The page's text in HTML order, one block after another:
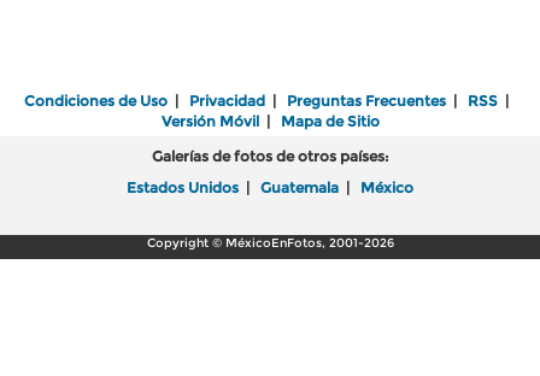
Condiciones de Uso | Privacidad | Preguntas Frecuentes | RSS |
Versión Móvil| Mapa de Sitio
Galerías de fotos de otros países:
Estados Unidos | Guatemala | México
Copyright © MéxicoEnFotos, 2001-2026